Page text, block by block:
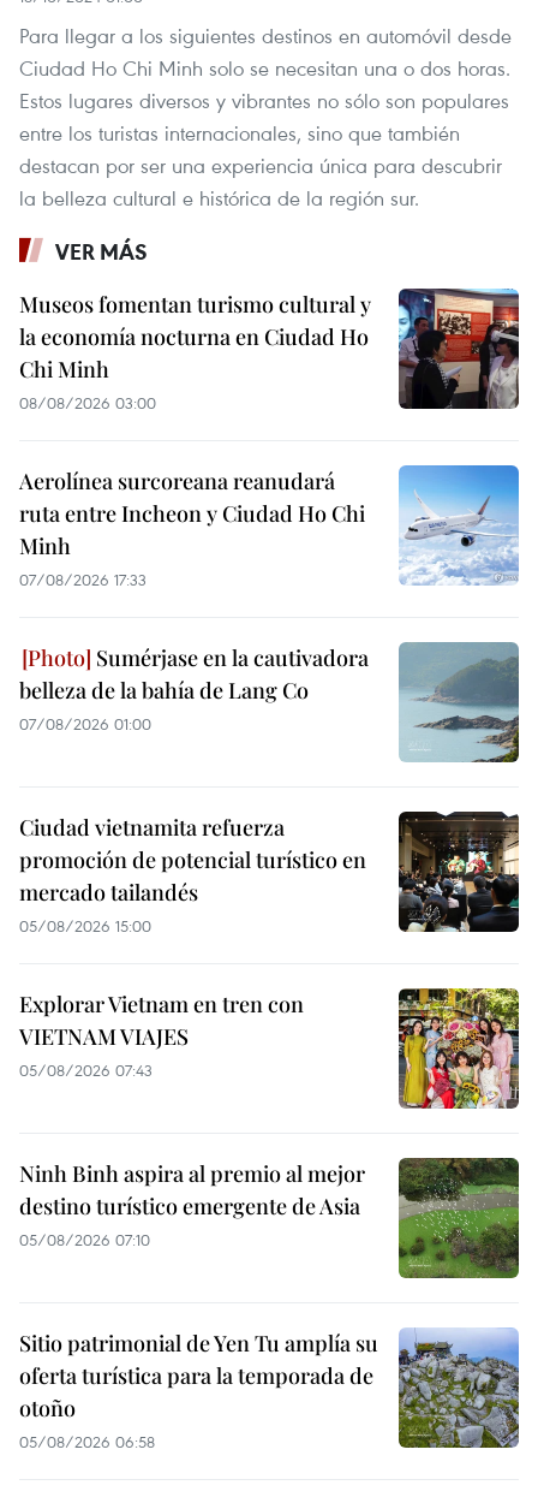
Para llegar a los siguientes destinos en automóvil desde
Ciudad Ho Chi Minh solo se necesitan una o dos horas.
Estos lugares diversos y vibrantes no sólo son populares
entre los turistas internacionales, sino que también
destacan por ser una experiencia única para descubrir
la belleza cultural e histórica de la región sur.
VER MÁS
Museos fomentan turismo cultural y
la economía nocturna en Ciudad Ho
Chi Minh
08/08/2026 03:00
Aerolínea surcoreana reanudará
ruta entre Incheon y Ciudad Ho Chi
Minh
07/08/2026 17:33
Sumérjase en la cautivadora
belleza de la bahía de Lang Co
07/08/2026 01:00
Ciudad vietnamita refuerza
promoción de potencial turístico en
mercado tailandés
05/08/2026 15:00
Explorar Vietnam en tren con
VIETNAM VIAJES
05/08/2026 07:43
Ninh Binh aspira al premio al mejor
destino turístico emergente de Asia
05/08/2026 07:10
Sitio patrimonial de Yen Tu amplía su
oferta turística para la temporada de
otoño
05/08/2026 06:58